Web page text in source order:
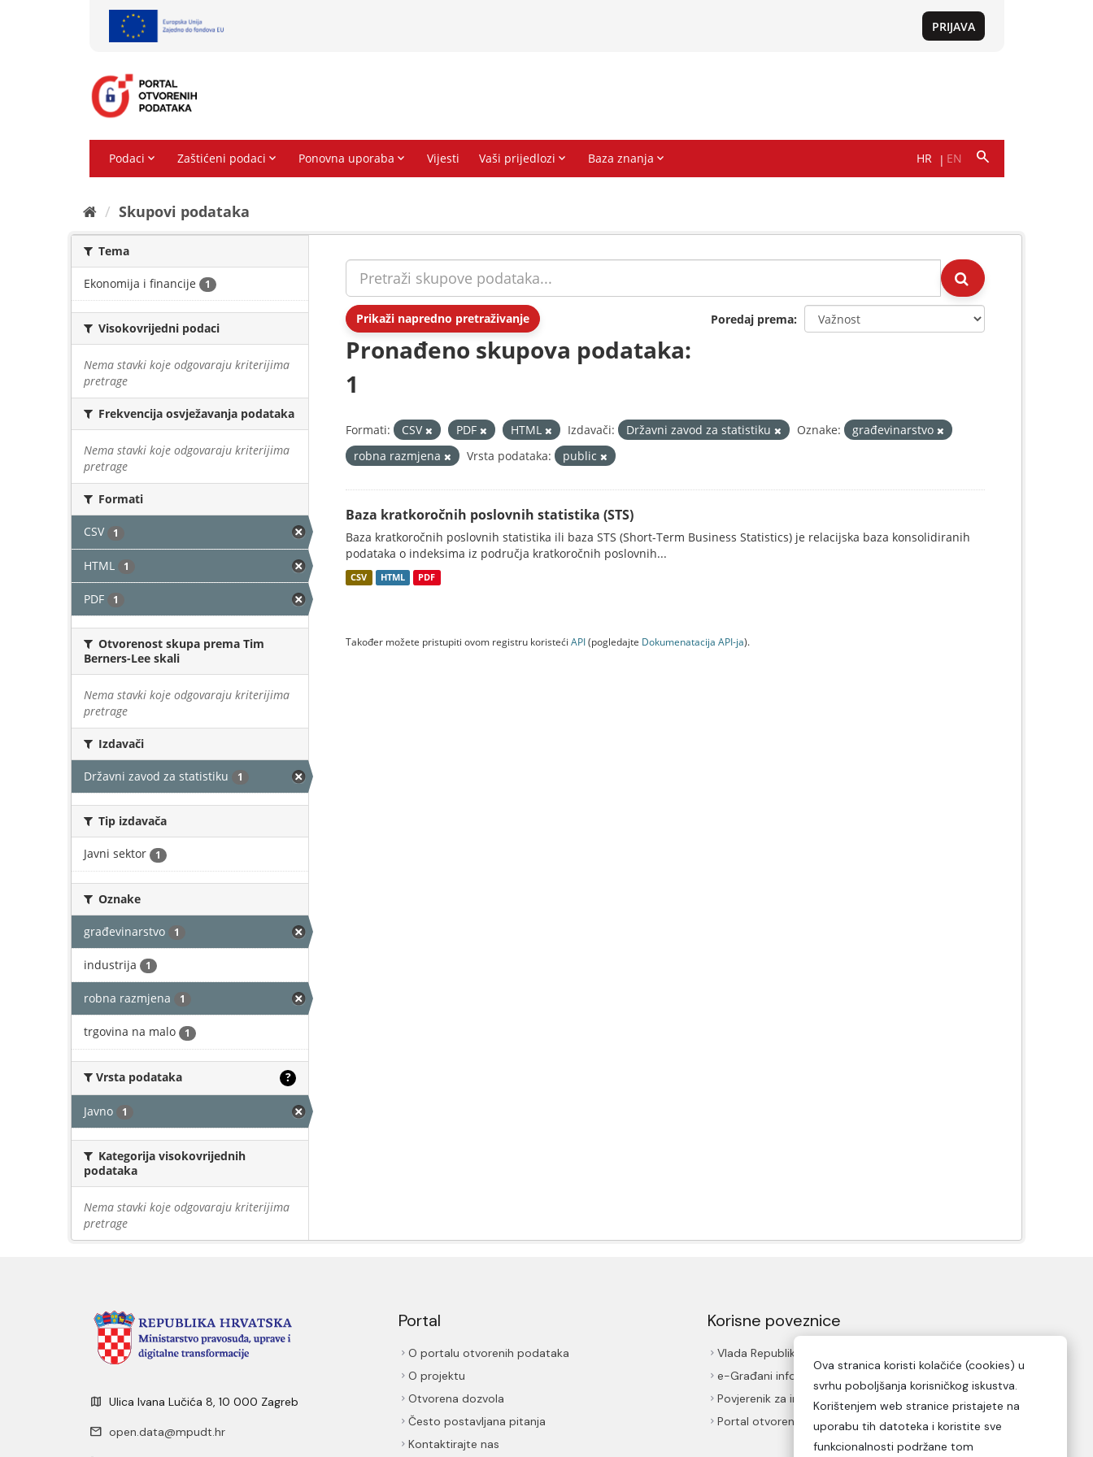
Skupovi podаtаkа
Tema
Ekonomija i financije 1
Visokovrijedni podaci
Nema stavki koje odgovaraju kriterijima
pretrage
Frekvencija osvježavanja podataka
Nema stavki koje odgovaraju kriterijima
pretrage
Formati
CSV 1
HTML 1
PDF 1
Otvorenost skupa prema Tim
Berners-Lee skali
Nema stavki koje odgovaraju kriterijima
pretrage
Izdavači
Državni zavod za statistiku 1
Tip izdavača
Javni sektor 1
Oznake
građevinarstvo 1
industrija 1
robna razmjena 1
trgovina na malo 1
Vrsta podataka ?
Javno 1
Kategorija visokovrijednih
podataka
Nema stavki koje odgovaraju kriterijima
pretrage
Prikaži napredno pretraživanje Poredaj prema
Pronađeno skupova podataka:
1
Formati: CSV PDF HTML Izdavači: Državni zavod za statistiku Oznake:
građevinarstvo
robna razmjena
Vrsta podataka: public
Baza kratkoročnih poslovnih statistika (STS)
Baza kratkoročnih poslovnih statistika ili baza STS (Short-Term Business Statistics) je relacijska baza konsolidiranih
podataka o indeksima iz područja kratkoročnih poslovnih...
CSV HTML PDF
Također možete pristupiti ovom registru koristeći API(pogledajte Dokumenаtаcijа API-jа).